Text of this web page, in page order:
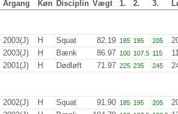
Årgang Køn Disciplin Vægt 1. 2. 3.
2003(J) H Squat 82.19 185 195 205
2003(J) H Bænk 86.97 100 107.5 115
2001(J) H Dødløft 71.97 225 235 245
2002(J) H Squat 91.90 185 195 205